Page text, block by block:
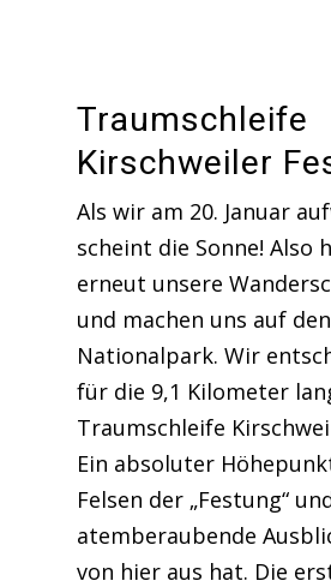
Traumschleife
Kirschweiler
Als wir am 20. Januar
scheint die Sonne! Also
erneut unsere
und machen uns auf
Nationalpark. Wir
für die 9,1 Kilometer
Traumschleife
Ein absoluter
Felsen der „Festung“
atemberaubende
von hier aus hat. Die